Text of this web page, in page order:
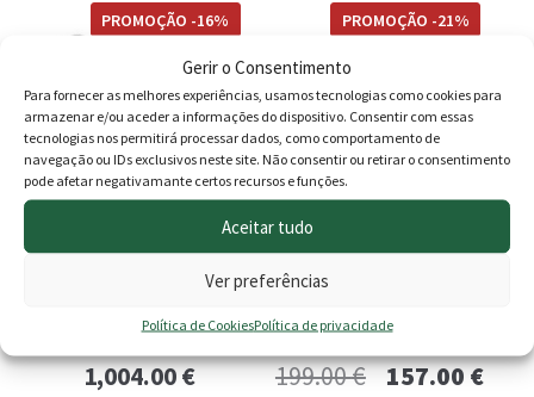
Gerir o Consentimento
Para fornecer as melhores experiências, usamos tecnologias como cookies para
armazenar e/ou aceder a informações do dispositivo. Consentir com essas
tecnologias nos permitirá processar dados, como comportamento de
navegação ou IDs exclusivos neste site. Não consentir ou retirar o consentimento
pode afetar negativamante certos recursos e funções.
Aceitar tudo
Ver preferências
Política de CookiesPolítica de privacidade
era:
110.00 €.95.80 €.
Autoclaves Fibra Wellmate
Avaliação
PROMOÇÃO -16%
235.00€–
1,004.00€Price
product
multiple
variants.
The
options
product
Bomba DAB 1HP JET 102 M
PROMOÇÃO -21%
199.00€O157.00€O